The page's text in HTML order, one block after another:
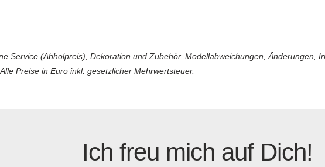
Service (Abholpreis), Dekoration und Zubehör. Modellabweichungen, Änderungen,
Preise in Euro inkl. gesetzlicher Mehrwertsteuer.
Ich freu mich auf Dich!